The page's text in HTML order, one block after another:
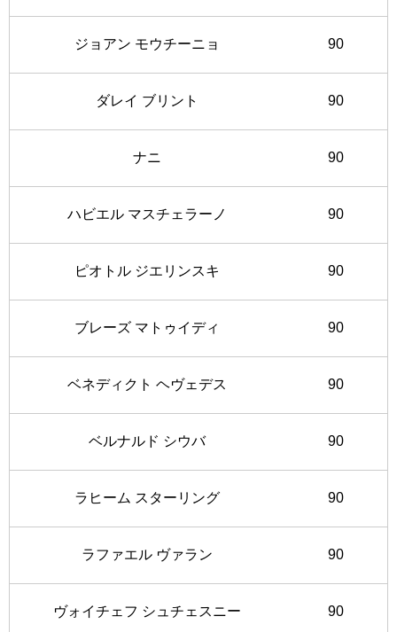
ジョアン モウチーニョ 90
ダレイ ブリント 90
ナニ 90
ハビエル マスチェラーノ 90
ピオトル ジエリンスキ 90
ブレーズ マトゥイディ 90
ベネディクト ヘヴェデス 90
ベルナルド シウバ 90
ラヒーム スターリング 90
ラファエル ヴァラン 90
ヴォイチェフ シュチェスニー 90